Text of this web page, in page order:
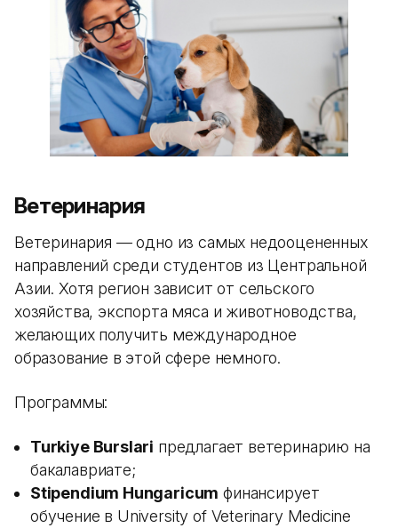
Ветеринария
Ветеринария — одно из самых недооцененных
направлений среди студентов из Центральной
Азии. Хотя регион зависит от сельского
хозяйства, экспорта мяса и животноводства,
желающих получить международное
образование в этой сфере немного.
Программы:
Turkiye Burslari предлагает ветеринарию на
бакалавриате;
Stipendium Hungaricum финансирует
обучение в University of Veterinary Medicine